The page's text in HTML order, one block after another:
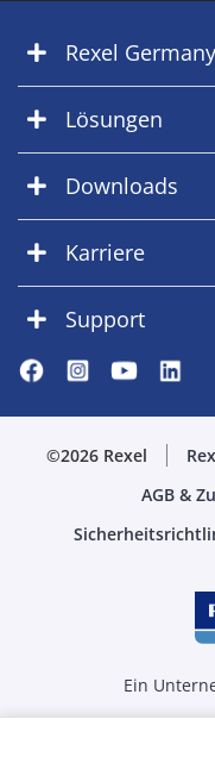
Rexel Germany
Lösungen
Downloads
Karriere
Support
©2026 Rexel
AGB &
Ein